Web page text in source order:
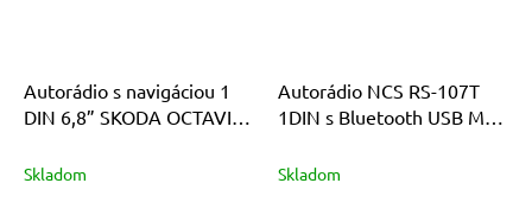
Autorádio s navigáciou 1
DIN 6,8” SKODA OCTAVIA
BLUETOOTH
Skladom
Autorádio NCS RS-107T
1DIN s Bluetooth USB MP3
FH 4XT 2010
Skladom